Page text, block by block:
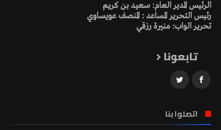
الرئيس المدير العام: سعيد بن كريم
رئيس التحرير المساعد : المنصف عويساوي
تحرير الواب: منيرة رزقي
تابعونا
اتصلوا بنا